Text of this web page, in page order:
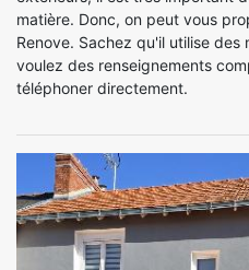
matière. Donc, on peut vous
Renove. Sachez qu'il utilise
voulez des renseignements
téléphoner directement.